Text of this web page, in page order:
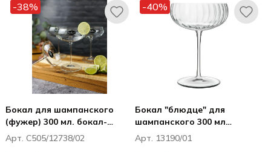
-38%
Бокал для шампанского
(фужер) 300 мл. бокал-
блюдце, Талисмано /
Talismano Old Martini
Арт. C505/12738/02
-40%
Бокал "блюдце" для
шампанского 300 мл
Спикизиз Свинг /
Speakeasies Swing
Арт. 13190/01